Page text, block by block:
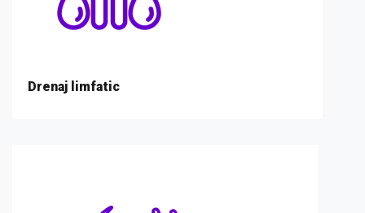
Drenaj limfatic